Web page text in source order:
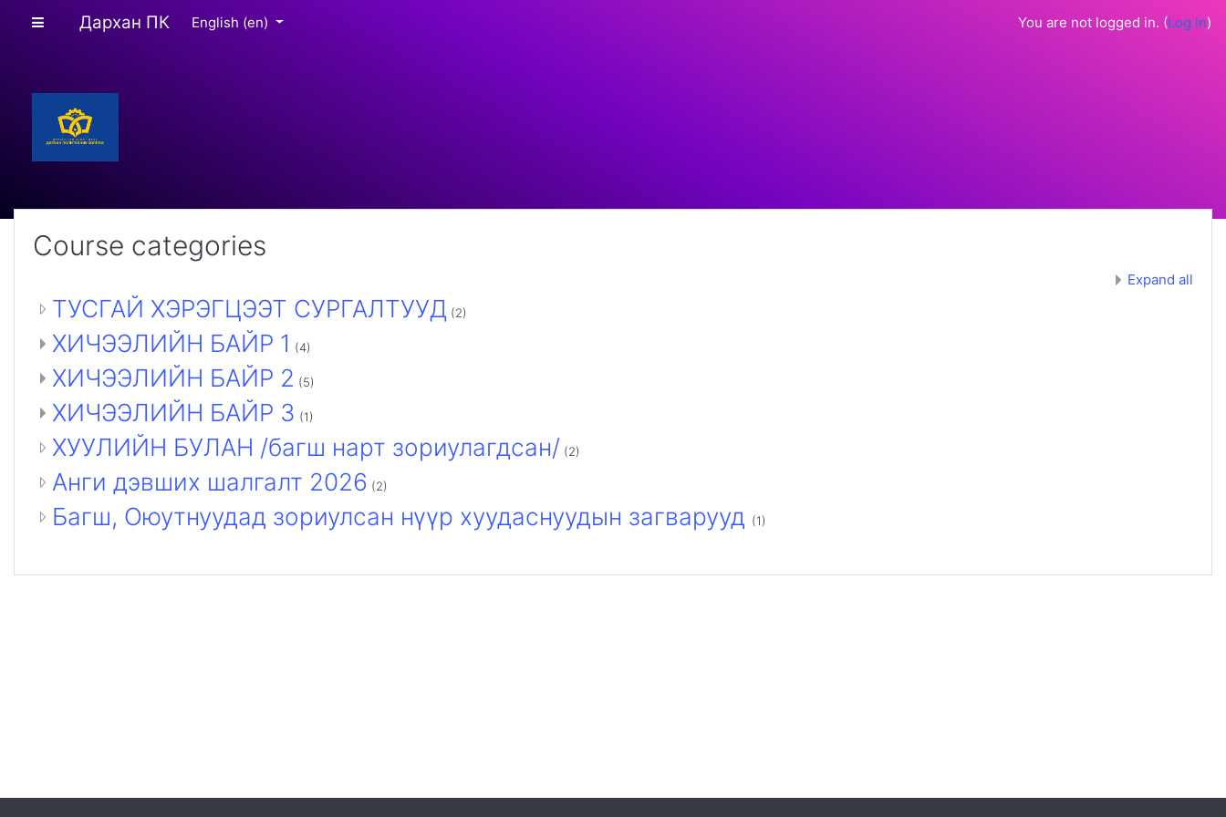
Side panel
Дархан ПК English ‎(en)‎ You are not logged in. (Log in)
Course categories
Expand all
ТУСГАЙ ХЭРЭГЦЭЭТ СУРГАЛТУУД (2)
ХИЧЭЭЛИЙН БАЙР 1 (4)
ХИЧЭЭЛИЙН БАЙР 2 (5)
ХИЧЭЭЛИЙН БАЙР 3 (1)
ХУУЛИЙН БУЛАН /багш нарт зориулагдсан/ (2)
Анги дэвших шалгалт 2026 (2)
Багш, Оюутнуудад зориулсан нүүр хуудаснуудын загварууд (1)